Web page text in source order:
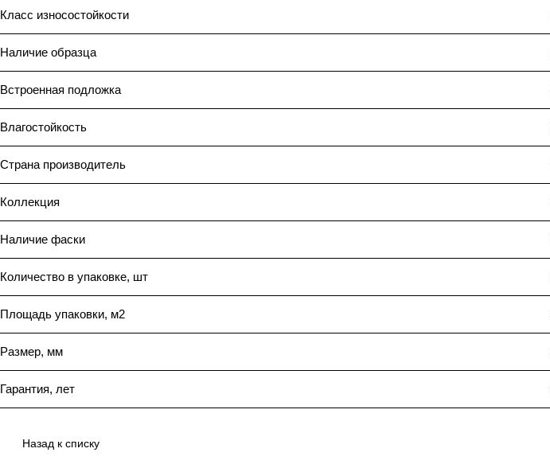
Класс износостойкости
Наличие образца
Встроенная подложка
Влагостойкость
Страна производитель
Коллекция
Наличие фаски
Количество в упаковке, шт
Площадь упаковки, м2
Размер, мм
Гарантия, лет
Назад к списку